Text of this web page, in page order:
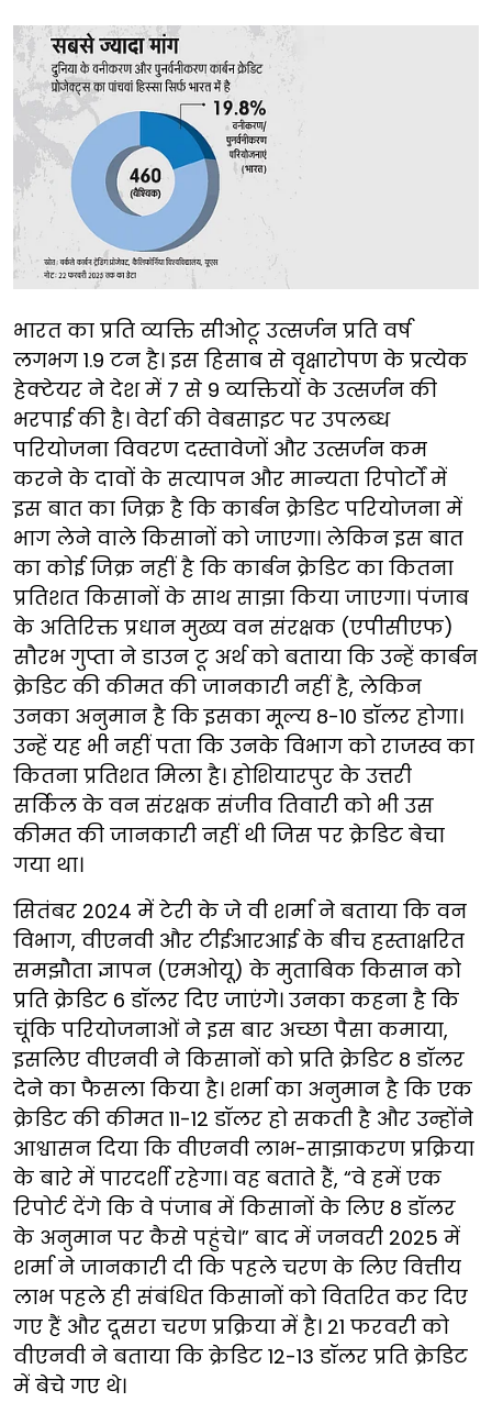
भारत का प्रति व्यक्ति सीओटू उत्सर्जन प्रति वर्ष
लगभग 1.9 टन है। इस हिसाब से वृक्षारोपण के प्रत्येक
हेक्टेयर ने देश में 7 से 9 व्यक्तियों के उत्सर्जन की
भरपाई की है। वेर्रा की वेबसाइट पर उपलब्ध
परियोजना विवरण दस्तावेजों और उत्सर्जन कम
करने के दावों के सत्यापन और मान्यता रिपोर्टों में
इस बात का जिक्र है कि कार्बन क्रेडिट परियोजना में
भाग लेने वाले किसानों को जाएगा। लेकिन इस बात
का कोई जिक्र नहीं है कि कार्बन क्रेडिट का कितना
प्रतिशत किसानों के साथ साझा किया जाएगा। पंजाब
के अतिरिक्त प्रधान मुख्य वन संरक्षक (एपीसीएफ)
सौरभ गुप्ता ने डाउन टू अर्थ को बताया कि उन्हें कार्बन
क्रेडिट की कीमत की जानकारी नहीं है, लेकिन
उनका अनुमान है कि इसका मूल्य 8-10 डॉलर होगा।
उन्हें यह भी नहीं पता कि उनके विभाग को राजस्व का
कितना प्रतिशत मिला है। होशियारपुर के उत्तरी
सर्किल के वन संरक्षक संजीव तिवारी को भी उस
कीमत की जानकारी नहीं थी जिस पर क्रेडिट बेचा
गया था।
सितंबर 2024 में टेरी के जे वी शर्मा ने बताया कि वन
विभाग, वीएनवी और टीईआरआई के बीच हस्ताक्षरित
समझौता ज्ञापन (एमओयू) के मुताबिक किसान को
प्रति क्रेडिट 6 डॉलर दिए जाएंगे। उनका कहना है कि
चूंकि परियोजनाओं ने इस बार अच्छा पैसा कमाया,
इसलिए वीएनवी ने किसानों को प्रति क्रेडिट 8 डॉलर
देने का फैसला किया है। शर्मा का अनुमान है कि एक
क्रेडिट की कीमत 11-12 डॉलर हो सकती है और उन्होंने
आश्वासन दिया कि वीएनवी लाभ-साझाकरण प्रक्रिया
के बारे में पारदर्शी रहेगा। वह बताते हैं, “वे हमें एक
रिपोर्ट देंगे कि वे पंजाब में किसानों के लिए 8 डॉलर
के अनुमान पर कैसे पहुंचे।” बाद में जनवरी 2025 में
शर्मा ने जानकारी दी कि पहले चरण के लिए वित्तीय
लाभ पहले ही संबंधित किसानों को वितरित कर दिए
गए हैं और दूसरा चरण प्रक्रिया में है। 21 फरवरी को
वीएनवी ने बताया कि क्रेडिट 12-13 डॉलर प्रति क्रेडिट
में बेचे गए थे।